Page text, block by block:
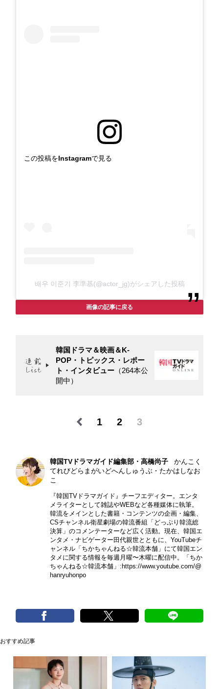
この投稿をInstagramで見る
배우 이준기 李準基(@actor_jg)がシェアした投稿
画像の記事に戻る
韓国ドラマ＆映画＆K-
POP・トピックス・レポー
ト・インタビュー （264本公
開中）
1 2 3
韓国TVドラマガイド編集部・高橋尚子
かんこく
てれびどらまがいどへんしゅうぶ・たかはしなお
こ
『韓国TVドラマガイド』チーフエディター。エンタ
メライターとして雑誌やWEBなど各種媒体に執筆。
韓流をメインとした書籍・コンテンツの企画・編集、
CSチャンネル衛星劇場の韓流番組「どっぷり韓流総
決算」のコメンテーターなど広く活動。現在、韓国エ
ンタメ・ナビゲーター田代親世とともに、YouTubeチ
ャンネル「ちかちゃんねる☆韓流本舗」にて韓国エン
タメに関する情報を毎週月曜〜木曜に配信中。「ちか
ちゃんねる☆韓流本舗」: https://www.youtube.com/@
hanryuhonpo
おすすめ記事